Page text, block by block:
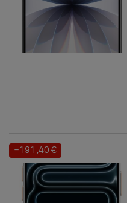
Prihranek:
−191,40 €